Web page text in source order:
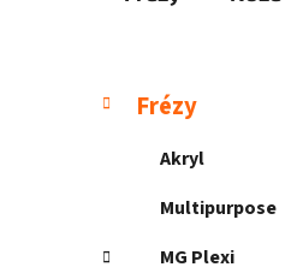
P
a
Přeskočit
kategorie
K
a
r
Frézy
Akryl
Multipurpose
MG Plexi